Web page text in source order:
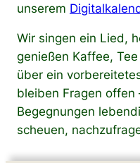
unserem
Wir singen ein Lied,
genießen Kaffee,
über ein
bleiben Fragen offen
Begegnungen
scheuen,